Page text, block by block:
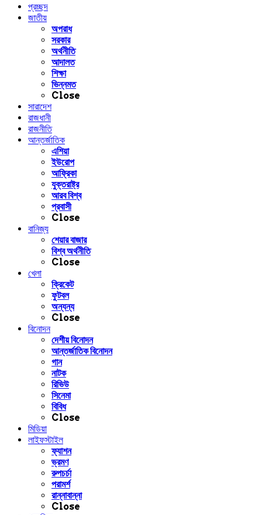
প্রচ্ছদ
জাতীয়
অপরাধ
সরকার
অর্থনীতি
আদালত
শিক্ষা
ভিন্নমত
Close
সারাদেশ
রাজধানী
রাজনীতি
আন্তর্জাতিক
এশিয়া
ইউরোপ
আফ্রিকা
যুক্তরাষ্ট্র
আরব বিশ্ব
প্রবাসী
Close
বানিজ্য
শেয়ার বাজার
বিশ্ব অর্থনীতি
Close
খেলা
ক্রিকেট
ফুটবল
অন্যন্য
Close
বিনোদন
দেশীয় বিনোদন
আন্তর্জাতিক বিনোদন
গান
নাটক
রিভিউ
সিনেমা
বিবিধ
Close
মিডিয়া
লাইফস্টাইল
ফ্যাশন
ভ্রমণ
রুপচর্চা
পরামর্শ
রান্নাবান্না
Close